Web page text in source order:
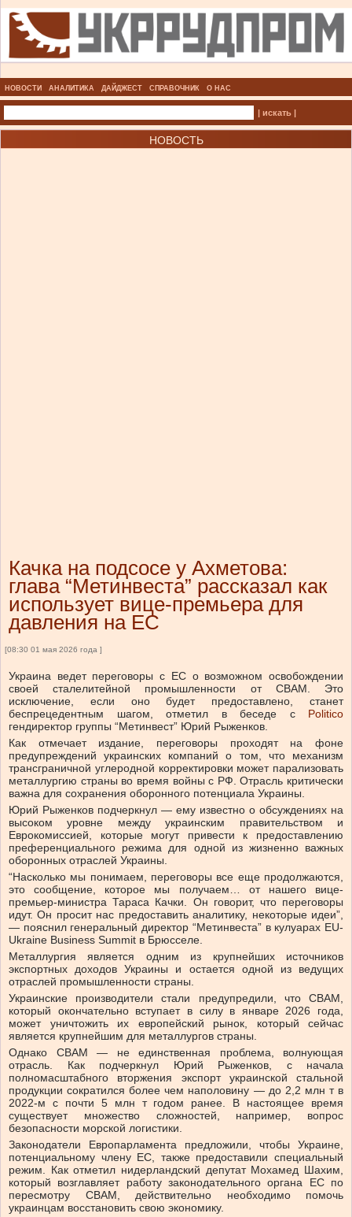
НОВОСТИ АНАЛИТИКА ДАЙДЖЕСТ СПРАВОЧНИК О НАС
| искать |
НОВОСТЬ
Качка на подсосе у Ахметова:
глава “Метинвеста” рассказал как
использует вице-премьера для
давления на ЕС
[08:30 01 мая 2026 года ]
Украина ведет переговоры с ЕС о возможном освобождении
своей сталелитейной промышленности от CBAM. Это
исключение, если оно будет предоставлено, станет
беспрецедентным шагом, отметил в беседе с Politico
гендиректор группы “Метинвест” Юрий Рыженков.
Как отмечает издание, переговоры проходят на фоне
предупреждений украинских компаний о том, что механизм
трансграничной углеродной корректировки может парализовать
металлургию страны во время войны с РФ. Отрасль критически
важна для сохранения оборонного потенциала Украины.
Юрий Рыженков подчеркнул — ему известно о обсуждениях на
высоком уровне между украинским правительством и
Еврокомиссией, которые могут привести к предоставлению
преференциального режима для одной из жизненно важных
оборонных отраслей Украины.
“Насколько мы понимаем, переговоры все еще продолжаются,
это сообщение, которое мы получаем… от нашего вице-
премьер-министра Тараса Качки. Он говорит, что переговоры
идут. Он просит нас предоставить аналитику, некоторые идеи”,
— пояснил генеральный директор “Метинвеста” в кулуарах EU-
Ukraine Business Summit в Брюсселе.
Металлургия является одним из крупнейших источников
экспортных доходов Украины и остается одной из ведущих
отраслей промышленности страны.
Украинские производители стали предупредили, что CBAM,
который окончательно вступает в силу в январе 2026 года,
может уничтожить их европейский рынок, который сейчас
является крупнейшим для металлургов страны.
Однако CBAM — не единственная проблема, волнующая
отрасль. Как подчеркнул Юрий Рыженков, с начала
полномасштабного вторжения экспорт украинской стальной
продукции сократился более чем наполовину — до 2,2 млн т в
2022-м с почти 5 млн т годом ранее. В настоящее время
существует множество сложностей, например, вопрос
безопасности морской логистики.
Законодатели Европарламента предложили, чтобы Украине,
потенциальному члену ЕС, также предоставили специальный
режим. Как отметил нидерландский депутат Мохамед Шахим,
который возглавляет работу законодательного органа ЕС по
пересмотру CBAM, действительно необходимо помочь
украинцам восстановить свою экономику.